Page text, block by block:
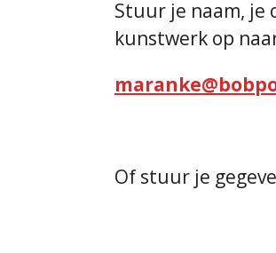
Stuur je naam, je
kunstwerk op
Of stuur je